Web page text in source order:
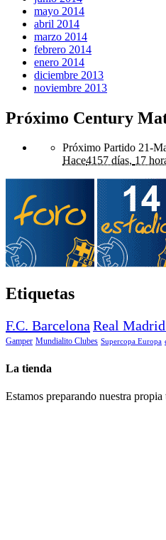
mayo 2014
abril 2014
marzo 2014
febrero 2014
enero 2014
diciembre 2013
noviembre 2013
Próximo Century
Próximo Partido 21-
Hace4157 días, 17
Etiquetas
F.C. Barcelona Real Madrid
Gamper Mundialito Clubes Supercopa Europa
La tienda
Estamos preparando nuestra